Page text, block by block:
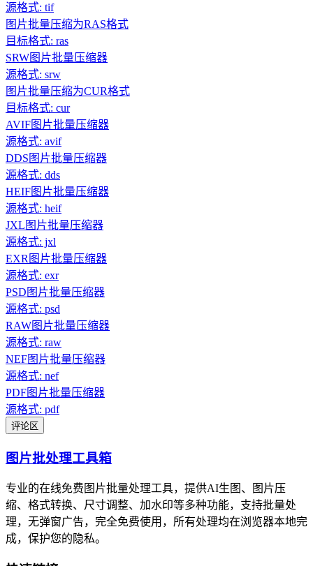
源格式: tif
图片批量压缩为RAS格式
目标格式: ras
SRW图片批量压缩器
源格式: srw
图片批量压缩为CUR格式
目标格式: cur
AVIF图片批量压缩器
源格式: avif
DDS图片批量压缩器
源格式: dds
HEIF图片批量压缩器
源格式: heif
JXL图片批量压缩器
源格式: jxl
EXR图片批量压缩器
源格式: exr
PSD图片批量压缩器
源格式: psd
RAW图片批量压缩器
源格式: raw
NEF图片批量压缩器
源格式: nef
PDF图片批量压缩器
源格式: pdf
评论区
图片批处理工具箱
专业的在线免费图片批量处理工具，提供AI生图、图片压
缩、格式转换、尺寸调整、加水印等多种功能，支持批量处
理，无弹窗广告，完全免费使用，所有处理均在浏览器本地完
成，保护您的隐私。